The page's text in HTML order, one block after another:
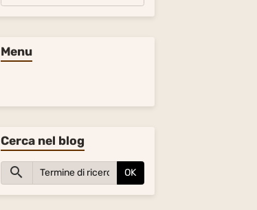
Menu
Cerca nel blog
OK